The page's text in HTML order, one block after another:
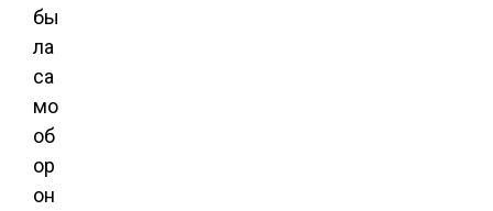
бы
ла
са
мо
об
ор
он